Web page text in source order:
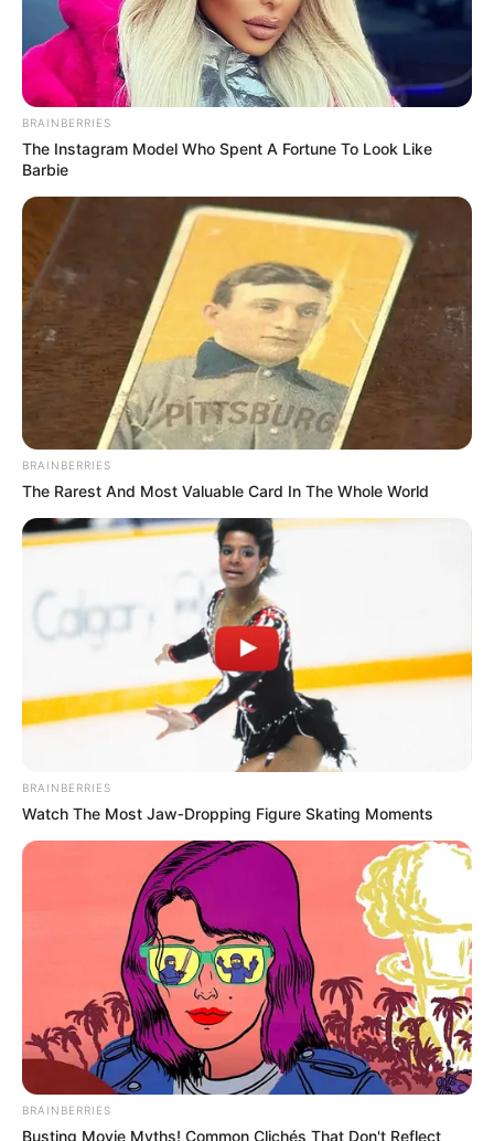
BRAINBERRIES
The Instagram Model Who Spent A Fortune To Look Like
Barbie
BRAINBERRIES
The Rarest And Most Valuable Card In The Whole World
BRAINBERRIES
Watch The Most Jaw‑Dropping Figure Skating Moments
BRAINBERRIES
Busting Movie Myths! Common Clichés That Don't Reflect